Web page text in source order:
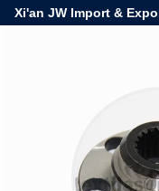
Xi'an JW Import &